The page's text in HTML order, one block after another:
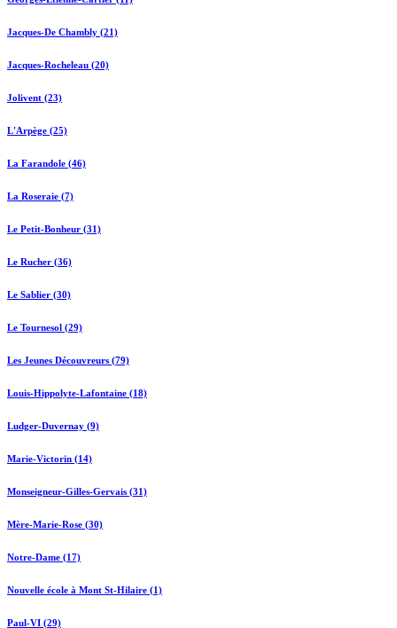
Jacques-De Chambly (21)
Jacques-Rocheleau (20)
Jolivent (23)
L'Arpège (25)
La Farandole (46)
La Roseraie (7)
Le Petit-Bonheur (31)
Le Rucher (36)
Le Sablier (30)
Le Tournesol (29)
Les Jeunes Découvreurs (79)
Louis-Hippolyte-Lafontaine (18)
Ludger-Duvernay (9)
Marie-Victorin (14)
Monseigneur-Gilles-Gervais (31)
Mère-Marie-Rose (30)
Notre-Dame (17)
Nouvelle école à Mont St-Hilaire (1)
Paul-VI (29)